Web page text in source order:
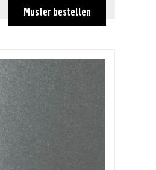
2,74 €
ab 300
ab 1500
Muster bestellen